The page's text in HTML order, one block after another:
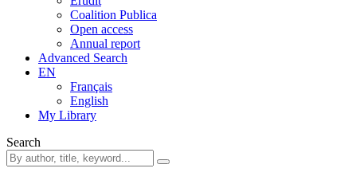
Coalition Publica
Open access
Annual report
Advanced Search
EN
Français
English
My Library
Search